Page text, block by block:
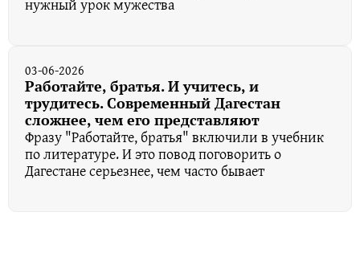
нужный урок мужества
03-06-2026
Работайте, братья. И учитесь, и
трудитесь. Современный Дагестан
сложнее, чем его представляют
Фразу "Работайте, братья" включили в учебник
по литературе. И это повод поговорить о
Дагестане серьезнее, чем часто бывает